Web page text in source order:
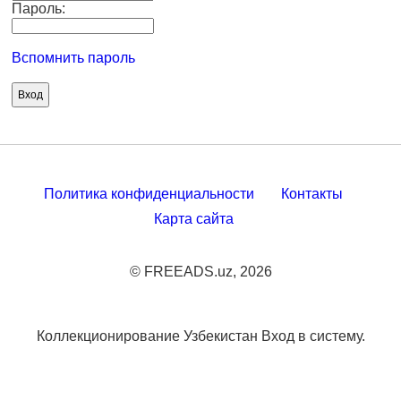
Пароль:
Вспомнить пароль
Политика конфиденциальности
Контакты
Карта сайта
© FREEADS.uz, 2026
Коллекционирование Узбекистан Вход в систему.